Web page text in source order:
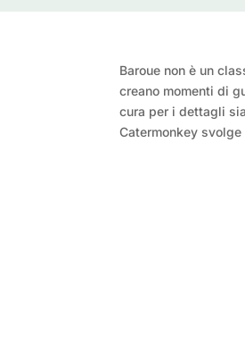
Baroue non è un
creano momenti di
cura per i dettagli
Catermonkey